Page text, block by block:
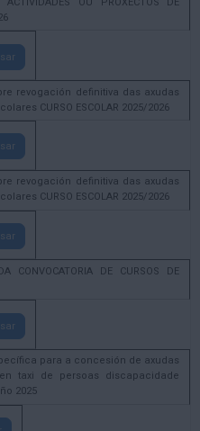
revogación definitiva das axudas
CURSO ESCOLAR 2025/2026
revogación definitiva das axudas
CURSO ESCOLAR 2025/2026
CONVOCATORIA DE CURSOS DE
para a concesión de axudas
taxi de persoas discapacidade
2025